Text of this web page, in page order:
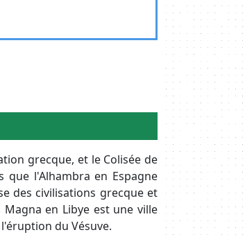
grecque, et le Colisée de
que l'Alhambra en Espagne
des civilisations grecque et
en Libye est une ville
du Vésuve.